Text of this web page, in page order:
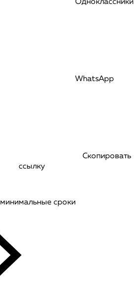
Одноклассники
WhatsApp
Скопировать
ссылку
минимальные сроки